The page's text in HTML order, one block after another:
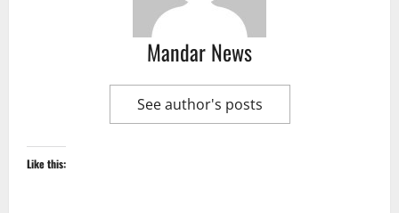
Mandar News
See author's posts
Like this: